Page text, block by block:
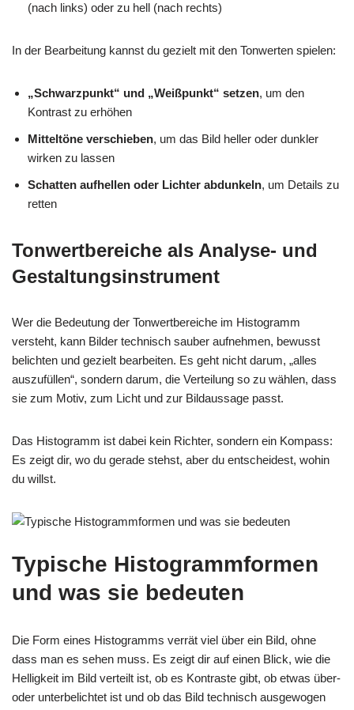
(nach links) oder zu hell (nach rechts)
In der Bearbeitung kannst du gezielt mit den Tonwerten spielen:
„Schwarzpunkt“ und „Weißpunkt“ setzen, um den
Kontrast zu erhöhen
Mitteltöne verschieben, um das Bild heller oder dunkler
wirken zu lassen
Schatten aufhellen oder Lichter abdunkeln, um Details zu
retten
Tonwertbereiche als Analyse- und
Gestaltungsinstrument
Wer die Bedeutung der Tonwertbereiche im Histogramm
versteht, kann Bilder technisch sauber aufnehmen, bewusst
belichten und gezielt bearbeiten. Es geht nicht darum, „alles
auszufüllen“, sondern darum, die Verteilung so zu wählen, dass
sie zum Motiv, zum Licht und zur Bildaussage passt.
Das Histogramm ist dabei kein Richter, sondern ein Kompass:
Es zeigt dir, wo du gerade stehst, aber du entscheidest, wohin
du willst.
Typische Histogrammformen
und was sie bedeuten
Die Form eines Histogramms verrät viel über ein Bild, ohne
dass man es sehen muss. Es zeigt dir auf einen Blick, wie die
Helligkeit im Bild verteilt ist, ob es Kontraste gibt, ob etwas über-
oder unterbelichtet ist und ob das Bild technisch ausgewogen